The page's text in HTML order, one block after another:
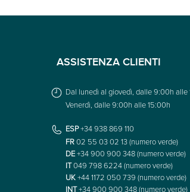
ASSISTENZA CLIENTI
Dal lunedì al giovedì, dalle 9:00h alle
Venerdì, dalle 9:00h alle 15:00h
ESP+34 938 869 110
FR02 55 03 02 13 (numero verde)
DE+34 900 900 348 (numero verde)
IT049 798 6224 (numero verde)
UK+44 1172 050 739 (numero verde)
INT+34 900 900 348 (numero verde)